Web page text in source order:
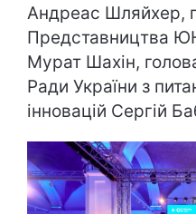
Андреас Шляйхер,
Представництва
Мурат Шахін,
Ради України з
інновацій Сергій